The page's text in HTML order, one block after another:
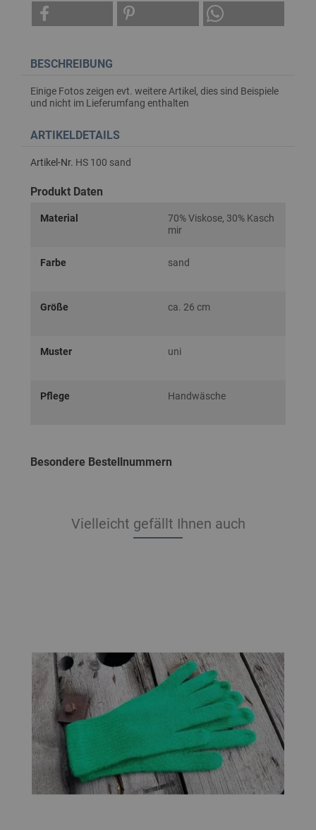
BESCHREIBUNG
Einige Fotos zeigen evt. weitere Artikel, dies sind Beispiele
und nicht im Lieferumfang enthalten
ARTIKELDETAILS
Artikel-Nr. HS 100 sand
Produkt Daten
Material
70% Viskose, 30% Kasch
mir
Farbe sand
Größe ca. 26 cm
Muster uni
Pflege Handwäsche
Besondere Bestellnummern
Vielleicht gefällt Ihnen auch